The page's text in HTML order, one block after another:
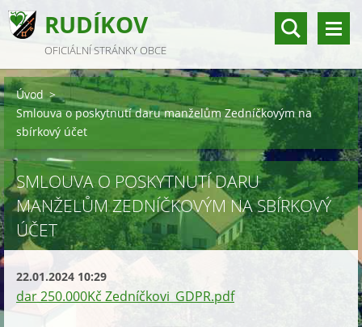
RUDÍKOV
OFICIÁLNÍ STRÁNKY OBCE
Úvod >
Smlouva o poskytnutí daru manželům Zedníčkovým na
sbírkový účet
SMLOUVA O POSKYTNUTÍ DARU
MANŽELŮM ZEDNÍČKOVÝM NA SBÍRKOVÝ
ÚČET
22.01.2024 10:29
dar 250.000Kč Zedníčkovi_GDPR.pdf